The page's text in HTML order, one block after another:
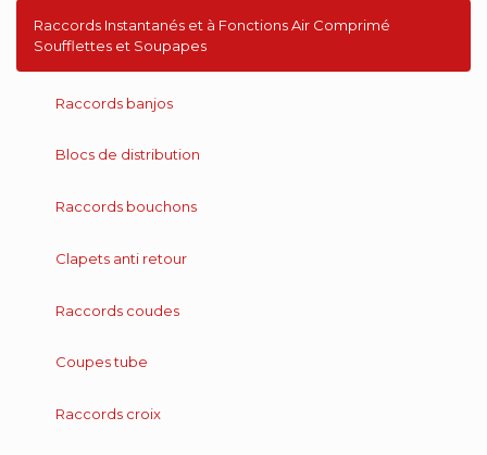
Raccords Instantanés et à Fonctions Air Comprimé
Soufflettes et Soupapes
Raccords banjos
Blocs de distribution
Raccords bouchons
Clapets anti retour
Raccords coudes
Coupes tube
Raccords croix